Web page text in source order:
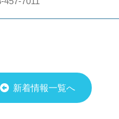
新着情報一覧へ